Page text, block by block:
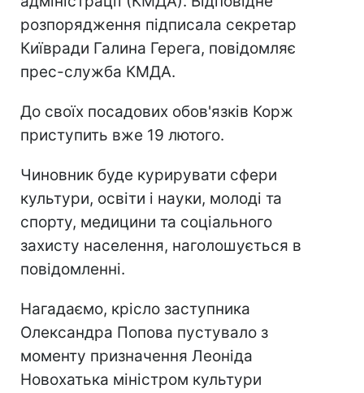
розпорядження підписала секретар
Київради Галина Герега, повідомляє
прес-служба КМДА.
До своїх посадових обов'язків Корж
приступить вже 19 лютого.
Чиновник буде курирувати сфери
культури, освіти і науки, молоді та
спорту, медицини та соціального
захисту населення, наголошується в
повідомленні.
Нагадаємо, крісло заступника
Олександра Попова пустувало з
моменту призначення Леоніда
Новохатька міністром культури